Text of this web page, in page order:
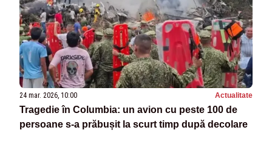
24 mar. 2026, 10:00 Actualitate
Tragedie în Columbia: un avion cu peste 100 de
persoane s-a prăbușit la scurt timp după decolare